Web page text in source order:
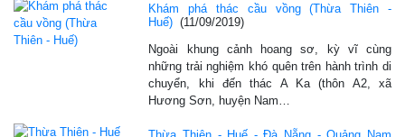
Khám phá thác cầu vồng (Thừa Thiên -
Huế) (11/09/2019)
Ngoài khung cảnh hoang sơ, kỳ vĩ cùng
những trải nghiệm khó quên trên hành trình di
chuyển, khi đến thác A Ka (thôn A2, xã
Hương Sơn, huyện Nam…